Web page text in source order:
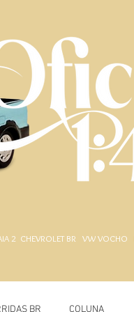
2 CHEVROLET BR VW VOCHO
BR COLUNA